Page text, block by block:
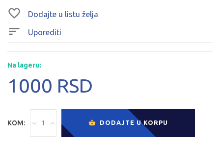
Dodajte u listu želja
Uporediti
Na lageru:
1000 RSD
KOM: DODAJTE U KORPU